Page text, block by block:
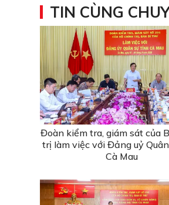
TIN CÙNG
Đoàn kiểm tra, giám sát của
trị làm việc với Đảng uỷ
Cà Mau